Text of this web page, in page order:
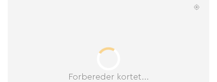
Forbereder kortet...